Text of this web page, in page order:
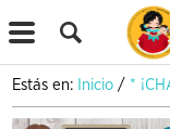
Estás en: Inicio / *